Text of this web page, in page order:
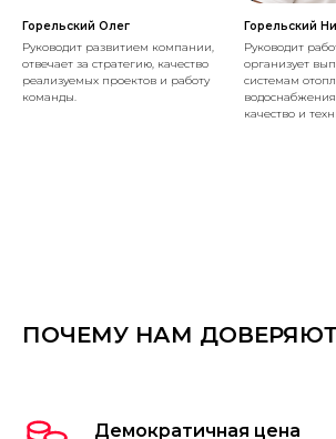
Горельский Олег
Руководит развитием компании,
отвечает за стратегию, качество
реализуемых проектов и работу
команды.
Горельский
Руководит
организует
системам
качество и
ПОЧЕМУ НАМ ДОВЕРЯЮТ
Демократичная цена